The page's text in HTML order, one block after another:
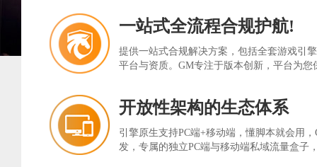
一站式全流程合规护航!
提供一站式合规解决方案，包括全套游戏引
平台与资质。GM专注于版本创新，平台为您
开放性架构的生态体系
引擎原生支持PC端+移动端，懂脚本就会用
发，专属的独立PC端与移动端私域流量盒子